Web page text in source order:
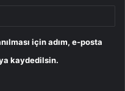
için adım, e-posta
kaydedilsin.